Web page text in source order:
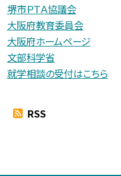
堺市ＰＴＡ協議会
大阪府教育委員会
大阪府ホームページ
文部科学省
就学相談の受付はこちら
RSS